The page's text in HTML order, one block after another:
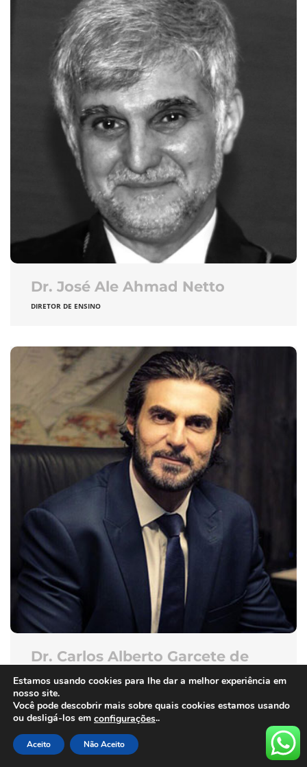
Dr. José Ale Ahmad Netto
DIRETOR DE ENSINO
Dr. Carlos Alberto Garcete de
Almeida
DIRETOR DE PESQUISA
Estamos usando cookies para lhe dar a melhor experiência em
nosso site.
Você pode descobrir mais sobre quais cookies estamos usando
ou desligá-los em configurações..
Aceito Não Aceito